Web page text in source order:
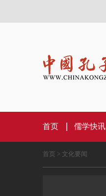
首页 儒学快讯
首页 > 文化要闻